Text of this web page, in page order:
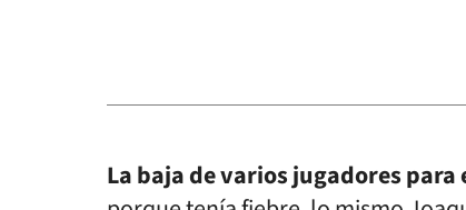
La baja de varios jugadores